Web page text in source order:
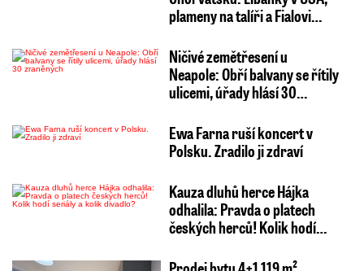
plameny na talíři a Fialovi…
Ničivé zemětřesení u
Neapole: Obří balvany se řítily
ulicemi, úřady hlásí 30…
Ewa Farna ruší koncert v
Polsku. Zradilo ji zdraví
Kauza dluhů herce Hájka
odhalila: Pravda o platech
českých herců! Kolik hodí…